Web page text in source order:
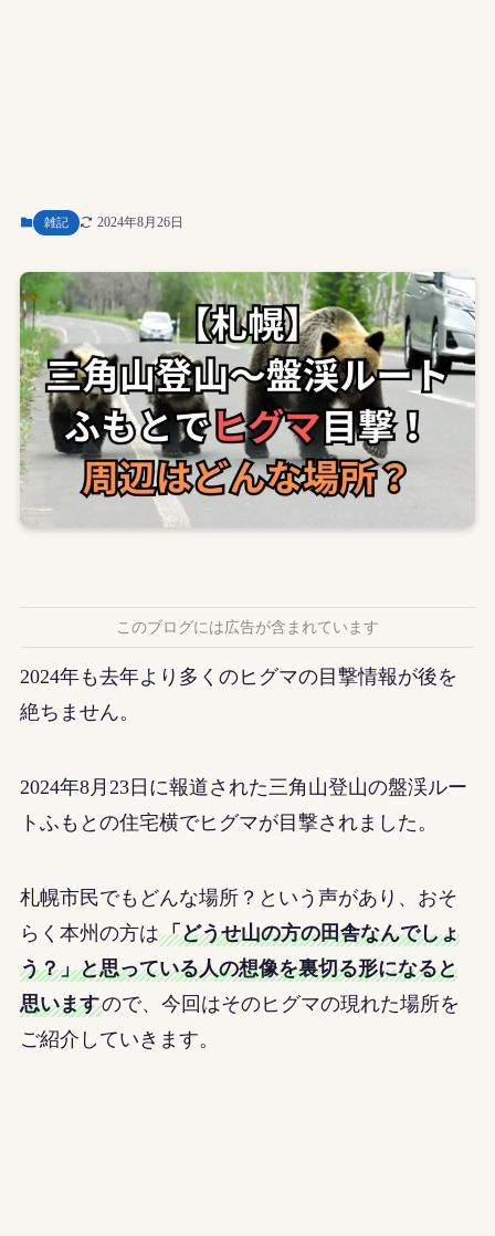
雑記 2024年8月26日
このブログには広告が含まれています
2024年も去年より多くのヒグマの目撃情報が後を
絶ちません。
2024年8月23日に報道された三角山登山の盤渓ルー
トふもとの住宅横でヒグマが目撃されました。
札幌市民でもどんな場所？という声があり、おそ
らく本州の方は「どうせ山の方の田舎なんでしょ
う？」と思っている人の想像を裏切る形になると
思いますので、今回はそのヒグマの現れた場所を
ご紹介していきます。